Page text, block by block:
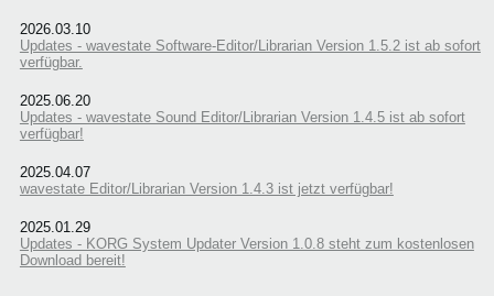
2026.03.10
Updates - wavestate Software-Editor/Librarian Version 1.5.2 ist ab sofort
verfügbar.
2025.06.20
Updates - wavestate Sound Editor/Librarian Version 1.4.5 ist ab sofort
verfügbar!
2025.04.07
wavestate Editor/Librarian Version 1.4.3 ist jetzt verfügbar!
2025.01.29
Updates - KORG System Updater Version 1.0.8 steht zum kostenlosen
Download bereit!